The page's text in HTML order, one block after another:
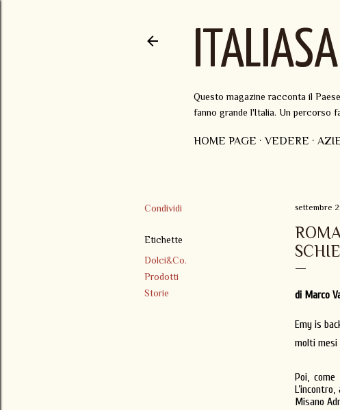
Questo magazine racconta il
fanno grande l'Italia. Un percorso
HOME PAGE VEDERE
Condividi
Etichette
Dolci&Co.
Prodotti
Storie
settembre
di Marco
Emy is
molti mesi
Poi,
Misano